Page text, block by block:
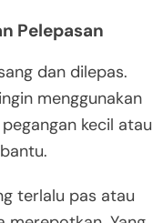
Pelepasan
dan dilepas.
menggunakan
kecil atau
terlalu pas atau